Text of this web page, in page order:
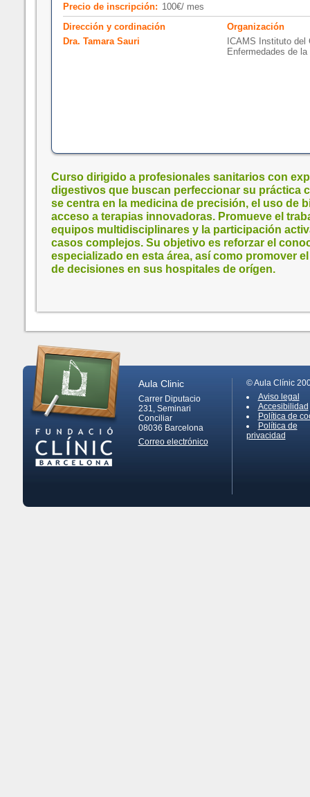
Precio de inscripción: 100€/ mes
Dirección y cordinación
Dra. Tamara Sauri
Organización
ICAMS Instituto del
Enfermedades de
Curso dirigido a profesionales sanitarios con
digestivos que buscan perfeccionar su práctica
se centra en la medicina de precisión, el uso de
acceso a terapias innovadoras. Promueve el
equipos multidisciplinares y la participación
casos complejos. Su objetivo es reforzar el
especializado en esta área, así como promover
de decisiones en sus hospitales de orígen.
Aula Clinic
Carrer Diputacio
231, Seminari
Conciliar
08036 Barcelona
Correo electrónico
© Aula Clínic
Aviso legal
Accesibilidad
Política de
Política de
privacidad